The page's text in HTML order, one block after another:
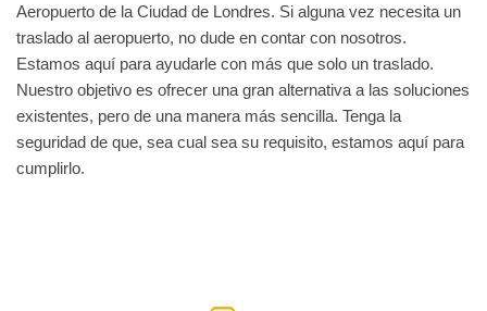
Aeropuerto de la Ciudad de Londres. Si alguna vez necesita un
traslado al aeropuerto, no dude en contar con nosotros.
Estamos aquí para ayudarle con más que solo un traslado.
Nuestro objetivo es ofrecer una gran alternativa a las soluciones
existentes, pero de una manera más sencilla. Tenga la
seguridad de que, sea cual sea su requisito, estamos aquí para
cumplirlo.